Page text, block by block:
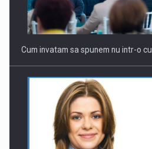
Cum invatam sa spunem nu intr-o